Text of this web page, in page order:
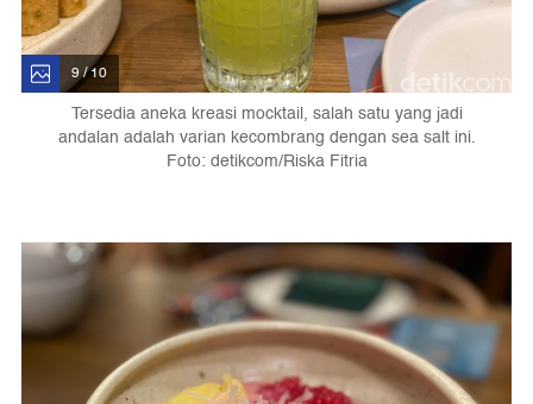
9 / 10
Tersedia aneka kreasi mocktail, salah satu yang jadi
andalan adalah varian kecombrang dengan sea salt ini.
Foto: detikcom/Riska Fitria